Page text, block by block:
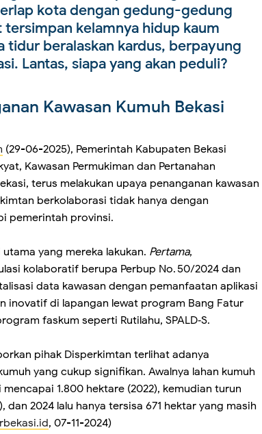
kota dengan gedung-gedung
kelamnya hidup kaum
tidur beralaskan kardus, berpayung
Lantas, siapa yang akan peduli?
Kawasan Kumuh Bekasi
(29-06-2025), Pemerintah Kabupaten Bekasi
Kawasan Permukiman dan Pertanahan
terus melakukan upaya penanganan kawasan
berkolaborasi tidak hanya dengan
pemerintah provinsi.
yang mereka lakukan. Pertama,
kolaboratif berupa Perbup No. 50/2024 dan
data kawasan dengan pemanfaatan aplikasi
inovatif di lapangan lewat program Bang Fatur
faskum seperti Rutilahu, SPALD‑S.
pihak Disperkimtan terlihat adanya
yang cukup signifikan. Awalnya lahan kumuh
1.800 hektare (2022), kemudian turun
dan 2024 lalu hanya tersisa 671 hektar yang masih
, 07-11-2024)